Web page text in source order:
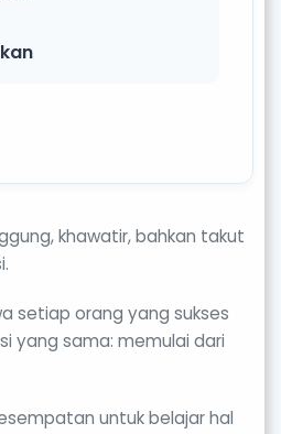
khawatir, bahkan takut
setiap orang yang sukses
yang sama: memulai dari
untuk belajar hal